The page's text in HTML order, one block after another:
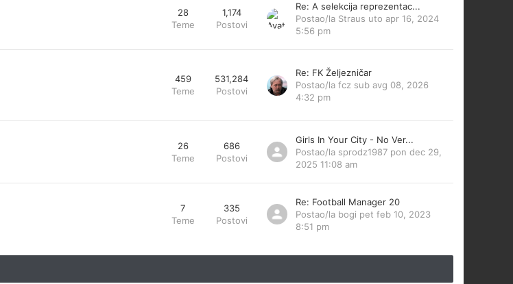
28
Teme
1,174
Postovi
Re: A selekcija reprezentac...
Postao/la Straus uto apr 16, 2024
5:56 pm
459
Teme
531,284
Postovi
Re: FK Željezničar
Postao/la fcz sub avg 08, 2026
4:32 pm
26
Teme
686
Postovi
Girls In Your City - No Ver...
Postao/la sprodz1987 pon dec 29,
2025 11:08 am
7
Teme
335
Postovi
Re: Football Manager 20
Postao/la bogi pet feb 10, 2023
8:51 pm